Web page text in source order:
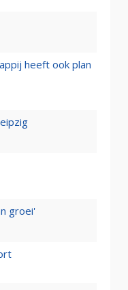
heeft ook plan
groei'